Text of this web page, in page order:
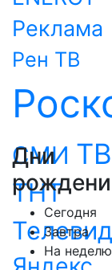
Реклама
Рен ТВ
СМИ ТВ
ТНТ
Дни
Сегодня
Завтра
На неделю